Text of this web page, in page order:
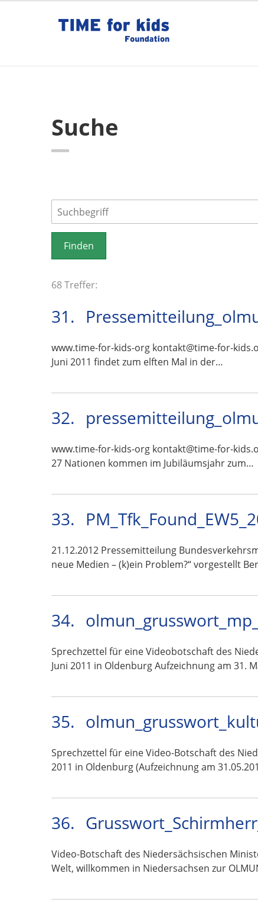
Suche
68 Treffer:
31.
www.time-for-kids-org kontakt@time-for-
Juni 2011 findet zum elften Mal in der…
32.
www.time-for-kids-org kontakt@time-for-
27 Nationen kommen im Jubiläumsjahr zum…
33.
21.12.2012 Pressemitteilung
neue Medien – (k)ein Problem?“ vorgestellt
34.
Sprechzettel für eine Videobotschaft des
Juni 2011 in Oldenburg Aufzeichnung am 31.
35.
Sprechzettel für eine Video-Botschaft des
2011 in Oldenburg (Aufzeichnung am
36.
Video-Botschaft des Niedersächsischen
Welt, willkommen in Niedersachsen zur